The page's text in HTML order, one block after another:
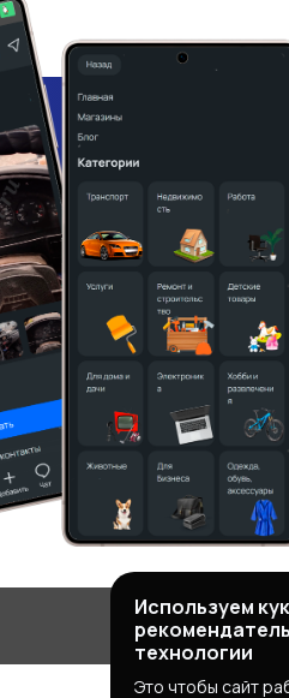
Используем
технологии
Это чтобы сайт